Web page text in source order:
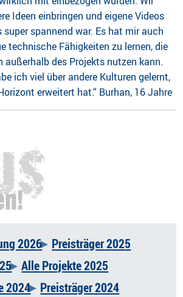
Ideen einbringen und eigene Videos
super spannend war. Es hat mir auch
technische Fähigkeiten zu lernen, die
außerhalb des Projekts nutzen kann.
ich viel über andere Kulturen gelernt,
erweitert hat.“ Burhan, 16 Jahre
2026
Preisträger 2025
Alle Projekte 2025
2024
Preisträger 2024